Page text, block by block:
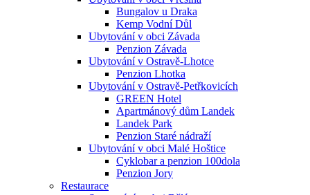
Bungalov u Draka
Kemp Vodní Důl
Ubytování v obci Závada
Penzion Závada
Ubytování v Ostravě-Lhotce
Penzion Lhotka
Ubytování v Ostravě-Petřkovicích
GREEN Hotel
Apartmánový dům Landek
Landek Park
Penzion Staré nádraží
Ubytování v obci Malé Hoštice
Cyklobar a penzion 100dola
Penzion Jory
Restaurace